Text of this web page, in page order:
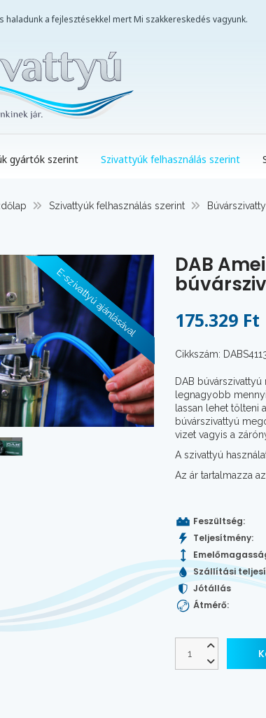
haladunk a fejlesztésekkel mert Mi szakkereskedés vagyunk.
gyártók szerint Szivattyúk felhasználás szerint
Szivattyúk felhasználás szerint
E-szivattyú ajánlásával
DAB
175.329 Ft
Cikkszám:
DAB
legnagyobb
lassan lehet tölteni
búvárszivattyú
vizet vagyis a
A szivattyú
Az ár tartalmazza
Feszültség:
Teljesítmény:
Szállítási
Jótállás
Átmérő: